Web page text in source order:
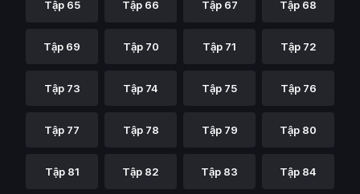
Tập 65 Tập 66 Tập 67 Tập 68
Tập 69 Tập 70 Tập 71 Tập 72
Tập 73 Tập 74 Tập 75 Tập 76
Tập 77 Tập 78 Tập 79 Tập 80
Tập 81 Tập 82 Tập 83 Tập 84